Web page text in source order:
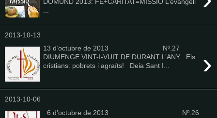
2013-10-13
›
13 d’octubre de 2013 Nº.27
DIUMENGE VINT-I-VUIT DE DURANT L’ANY Els
cristians: pobrets i agraïts! Deia Sant I...
2013-10-06
6 d’octubre de 2013 Nº.26